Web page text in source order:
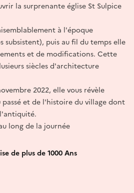
la surprenante église St Sulpice
à l'époque
subsistent), puis au fil du temps elle
et de modifications. Cette
siècles d'architecture
2022, elle vous révèle
passé et de l'histoire du village dont
long de la journée
de plus de 1000 Ans